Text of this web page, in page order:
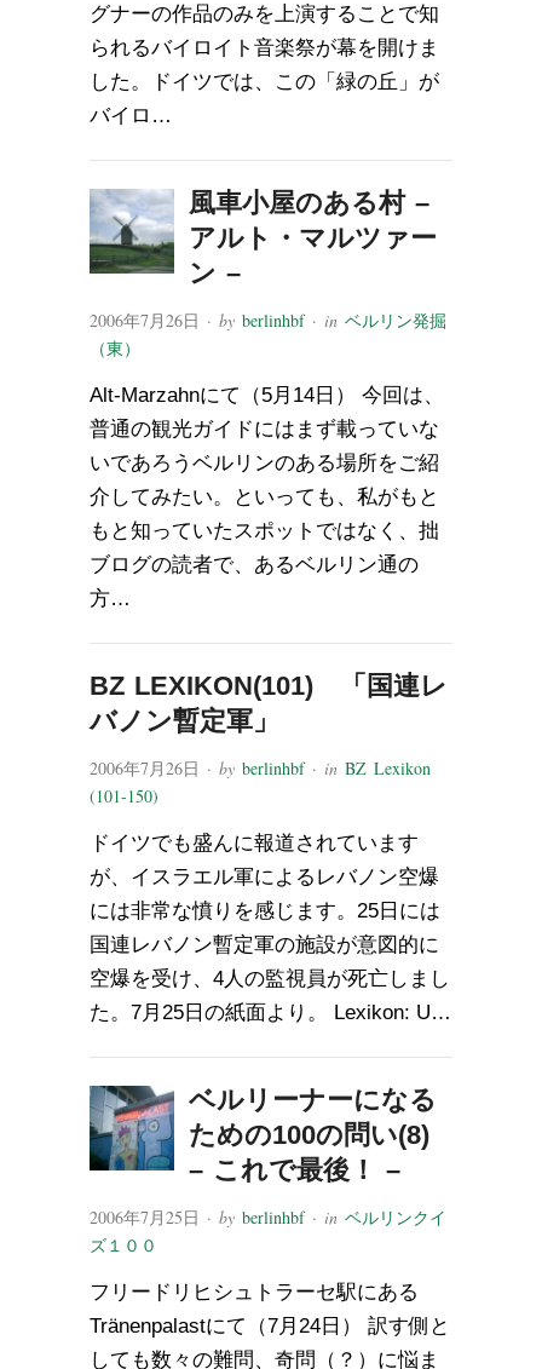
グナーの作品のみを上演することで知
られるバイロイト音楽祭が幕を開けま
した。ドイツでは、この「緑の丘」が
バイロ…
風車小屋のある村 –
アルト・マルツァー
ン –
2006年7月26日 · by berlinhbf· in ベルリン発掘
（東）
Alt-Marzahnにて（5月14日） 今回は、
普通の観光ガイドにはまず載っていな
いであろうベルリンのある場所をご紹
介してみたい。といっても、私がもと
もと知っていたスポットではなく、拙
ブログの読者で、あるベルリン通の
方…
BZ LEXIKON(101) 「国連レ
バノン暫定軍」
2006年7月26日 · by berlinhbf· in BZ Lexikon
(101-150)
ドイツでも盛んに報道されています
が、イスラエル軍によるレバノン空爆
には非常な憤りを感じます。25日には
国連レバノン暫定軍の施設が意図的に
空爆を受け、4人の監視員が死亡しまし
た。7月25日の紙面より。 Lexikon: U…
ベルリーナーになる
ための100の問い(8)
– これで最後！ –
2006年7月25日 · by berlinhbf· in ベルリンクイ
ズ１００
フリードリヒシュトラーセ駅にある
Tränenpalastにて（7月24日） 訳す側と
しても数々の難問、奇問（？）に悩ま